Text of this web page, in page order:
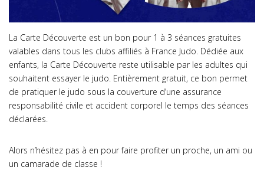
La Carte Découverte est un bon pour 1 à 3 séances gratuites
valables dans tous les clubs affiliés à France Judo. Dédiée aux
enfants, la Carte Découverte reste utilisable par les adultes qui
souhaitent essayer le judo. Entièrement gratuit, ce bon permet
de pratiquer le judo sous la couverture d’une assurance
responsabilité civile et accident corporel le temps des séances
déclarées.
Alors n’hésitez pas à en pour faire profiter un proche, un ami ou
un camarade de classe !